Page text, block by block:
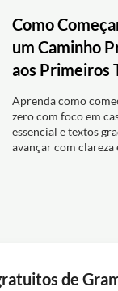
Como
um Caminho
aos Primeiros
Aprenda como
zero com foco em
essencial e textos
avançar com clareza
de